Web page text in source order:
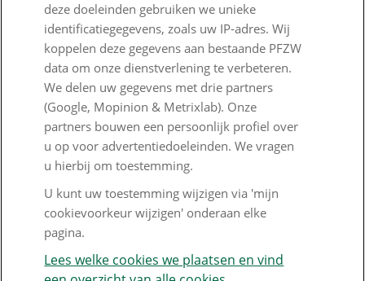
Werken bij PFZW
Responsible disclosure
Digitale toegankelijkheid
Goed Bezig
Werkgeversdesk
Veelgestelde vragen
Inloggen met eHerkenning
Wat is Mijn Organisatie?
deze doeleinden gebruiken we unieke
identificatiegegevens, zoals uw IP-adres. Wij
koppelen deze gegevens aan bestaande PFZW
data om onze dienstverlening te verbeteren.
We delen uw gegevens met drie partners
(Google, Mopinion & Metrixlab). Onze
partners bouwen een persoonlijk profiel over
u op voor advertentiedoeleinden. We vragen
u hierbij om toestemming.
U kunt uw toestemming wijzigen via 'mijn
cookievoorkeur wijzigen' onderaan elke
pagina.
Lees welke cookies we plaatsen en vind